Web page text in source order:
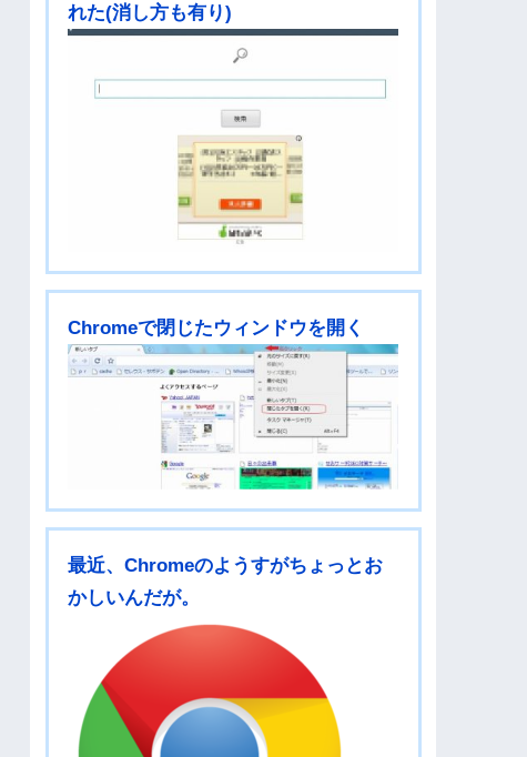
れた(消し方も有り)
Chromeで閉じたウィンドウを開く
最近、Chromeのようすがちょっとお
かしいんだが。